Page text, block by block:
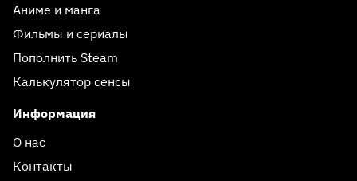
Аниме и манга
Фильмы и сериалы
Пополнить Steam
Калькулятор сенсы
Информация
О нас
Контакты